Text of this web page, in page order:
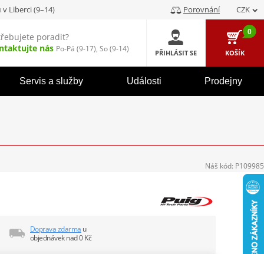
v Liberci (9–14) Porovnání CZK
poradit?
nás Po-Pá (9-17), So (9-14) PŘIHLÁSIT SE
0
KOŠÍK
Servis a služby Události Prodejny
Doprava zdarma u
objednávek nad 0 Kč
Náš kód: P109985